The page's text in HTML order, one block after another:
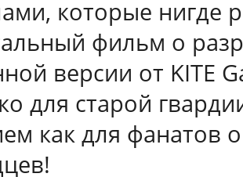
которые нигде
фильм о
версии от KITE
для старой
как для фанатов